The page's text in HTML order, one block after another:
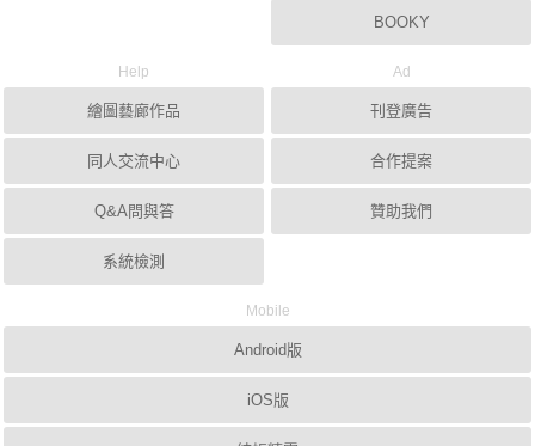
BOOKY
Help
繪圖藝廊作品
同人交流中心
Q&A問與答
系統檢測
Ad
刊登廣告
合作提案
贊助我們
Mobile
Android版
iOS版